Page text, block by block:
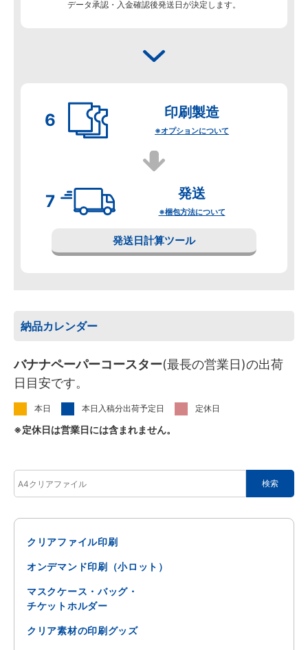
データ承認・入金確認後発送日が決定します。
印刷製造
※オプションについて
発送
※梱包方法について
発送日計算ツール
納品カレンダー
バナナペーパーコースター(最長の営業日)の出荷
日目安です。
本日 本日入稿分出荷予定日 定休日
※定休日は営業日には含まれません。
クリアファイル印刷
オンデマンド印刷（小ロット）
マスクケース・バッグ・
チケットホルダー
クリア素材の印刷グッズ